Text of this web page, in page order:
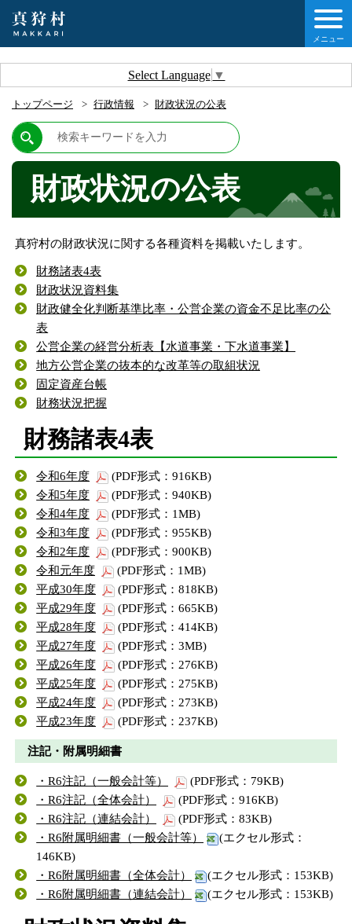
Select Language ▼
メニュー
トップページ 行政情報 財政状況の公表
財政状況の公表
真狩村の財政状況に関する各種資料を掲載いたします。
財務諸表4表
財政状況資料集
財政健全化判断基準比率・公営企業の資金不足比率の公
表
公営企業の経営分析表【水道事業・下水道事業】
地方公営企業の抜本的な改革等の取組状況
固定資産台帳
財務状況把握
財務諸表4表
令和6年度
(PDF形式：916KB)
令和5年度
(PDF形式：940KB)
令和4年度
(PDF形式：1MB)
令和3年度
(PDF形式：955KB)
令和2年度
(PDF形式：900KB)
令和元年度
(PDF形式：1MB)
平成30年度
(PDF形式：818KB)
平成29年度
(PDF形式：665KB)
平成28年度
(PDF形式：414KB)
平成27年度
(PDF形式：3MB)
平成26年度
(PDF形式：276KB)
平成25年度
(PDF形式：275KB)
平成24年度
(PDF形式：273KB)
平成23年度
(PDF形式：237KB)
注記・附属明細書
・R6注記（一般会計等）
(PDF形式：79KB)
・R6注記（全体会計）
(PDF形式：916KB)
・R6注記（連結会計）
(PDF形式：83KB)
・R6附属明細書（一般会計等）
(エクセル形式：
146KB)
・R6附属明細書（全体会計）
(エクセル形式：153KB)
・R6附属明細書（連結会計）
(エクセル形式：153KB)
の情報
報
について
移住・定住ガイド
報